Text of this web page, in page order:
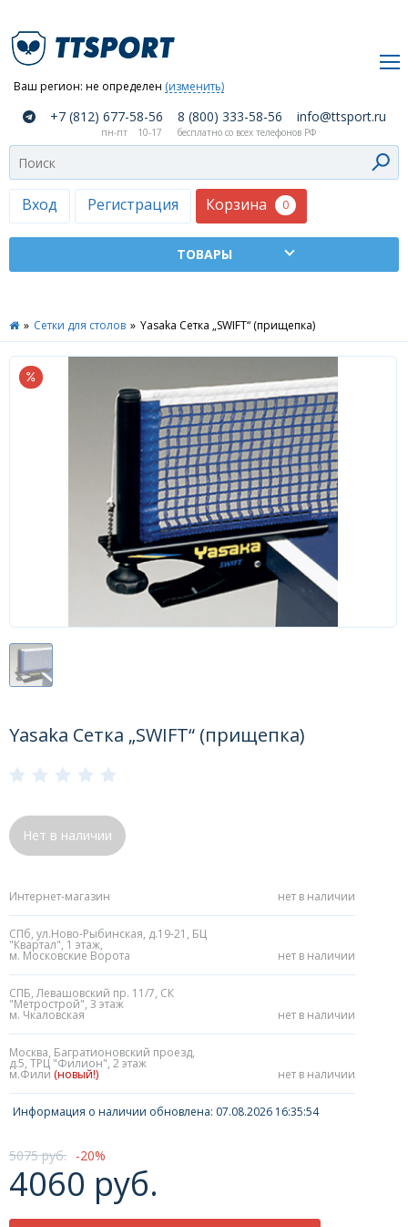
Ваш регион: не определен (изменить)
Вход Регистрация Корзина 0
компании
Как
сделать
заказ
Оплата
доставка
Москва
Дилеры
+7 (812) 677-58-56 8 (800) 333-58-56 info@ttsport.ru
пн-пт 10-17 бесплатно со всех телефонов РФ
» Сетки для столов » Yasaka Сетка „SWIFT“ (прищепка)
Yasaka Сетка „SWIFT“ (прищепка)
Нет в наличии
Интернет-магазин нет в наличии
СПб, ул.Ново-Рыбинская, д.19-21, БЦ
"Квартал", 1 этаж,
м. Московские Ворота нет в наличии
СПБ, Левашовский пр. 11/7, СК
"Метрострой", 3 этаж
м. Чкаловская нет в наличии
Москва, Багратионовский проезд,
д.5, ТРЦ "Филион", 2 этаж
м.Фили (новый!) нет в наличии
Информация о наличии обновлена: 07.08.2026 16:35:54
5075 руб. 20
4060 руб.